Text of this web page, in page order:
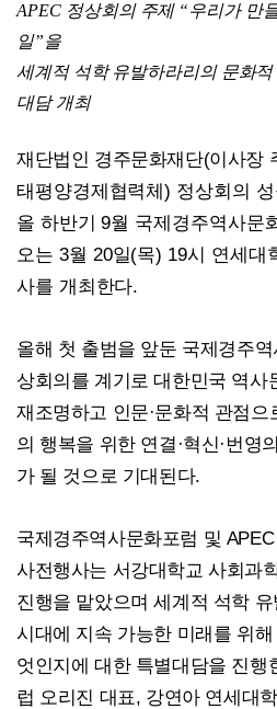
APEC 정상회의 주제 “우리가 만
일”을
세계적 석학유발하라리의 문화
대담 개최
재단법인 경주문화재단(이사장
태평양경제협력체) 정상회의
올 하반기9월 국제경주역사문
오는 3월 20일(목) 19시 연세대
사를 개최한다.
올해 첫 출범을 앞둔 국제경주
상회의를 계기로 대한민국 역사
재조명하고 인문·문화적 관점으
의 행복을 위한 연결 ·혁신· 번영
가 될 것으로 기대된다.
국제경주역사문화포럼 및 APEC
사전행사는 서강대학교 사회과
진행을 맡았으며 세계적 석학
시대에 지속 가능한 미래를 위
엇인지에 대한 특별대담을 진행
럽 오리진 대표, 강연아 연세대